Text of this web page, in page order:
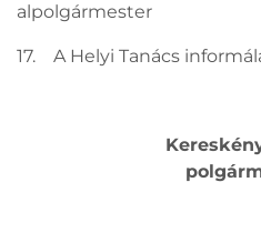
alpolgármester
17. A Helyi Tanács